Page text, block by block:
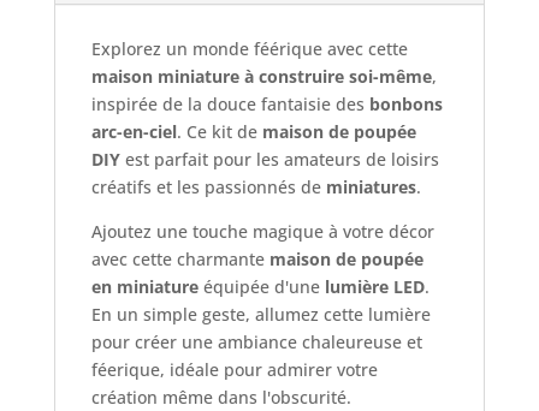
Explorez un monde féérique avec cette
maison miniature à construire soi-même,
inspirée de la douce fantaisie des bonbons
arc-en-ciel. Ce kit de maison de poupée
DIYest parfait pour les amateurs de loisirs
créatifs et les passionnés de miniatures.
Ajoutez une touche magique à votre décor
avec cette charmante maison de poupée
en miniatureéquipée d'une lumière LED.
En un simple geste, allumez cette lumière
pour créer une ambiance chaleureuse et
féerique, idéale pour admirer votre
création même dans l'obscurité.